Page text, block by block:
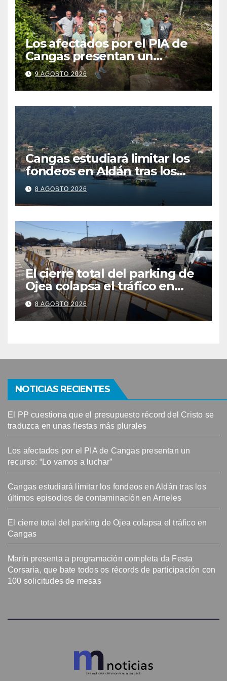
Los afectados por el PIA de
Cangas presentan un
recurso: “Lo vamos a luchar”
9 AGOSTO 2026
Cangas estudiará limitar los
fondeos en Aldán tras los
últimos episodios de
contaminación en Arneles
8 AGOSTO 2026
El cierre total del parking de
Ojea colapsa el tráfico en
Cangas
8 AGOSTO 2026
NOTICIAS RECIENTES
El PP cuestiona que el presupuesto récord del Cristo se
traduzca en unas fiestas más plurales
Los afectados por el PIA de Cangas presentan un
recurso: “Lo vamos a luchar”
Cangas estudiará limitar los fondeos en Aldán tras los
últimos episodios de contaminación en Arneles
El cierre total del parking de Ojea colapsa el tráfico en
Cangas
Marín presenta a programación completa da Festa
Corsaria, que bate todos os récords de participación con
100 solicitudes de mesas